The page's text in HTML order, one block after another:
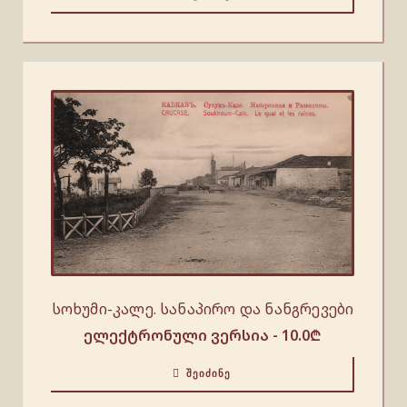
სოხუმი-კალე. სანაპირო და ნანგრევები
ელექტრონული ვერსია - 10.0₾
ᲨᲔᲘᲫᲘᲜᲔ